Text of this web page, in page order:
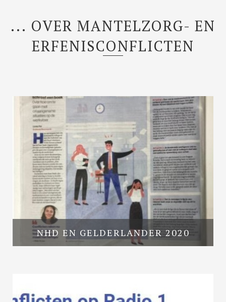
... OVER MANTELZORG- EN
ERFENISCONFLICTEN
NHD EN GELDERLANDER 2020